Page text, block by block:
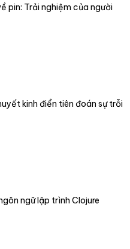
pin: Trải nghiệm của người
kinh điển tiên đoán sự trỗi
ngữ lập trình Clojure